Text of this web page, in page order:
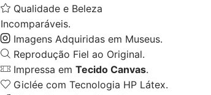
Qualidade e Beleza
Incomparáveis.
Imagens Adquiridas em Museus.
Reprodução Fiel ao Original.
Impressa em Tecido Canvas.
Giclée com Tecnologia HP Látex.